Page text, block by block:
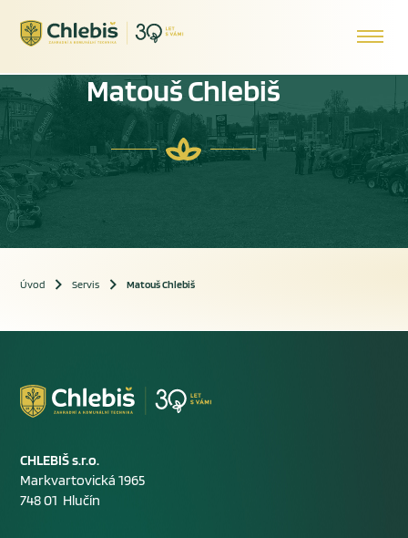
Matouš Chlebiš
Úvod Servis Matouš Chlebiš
CHLEBIŠ s.r.o.
Markvartovická 1965
748 01 Hlučín